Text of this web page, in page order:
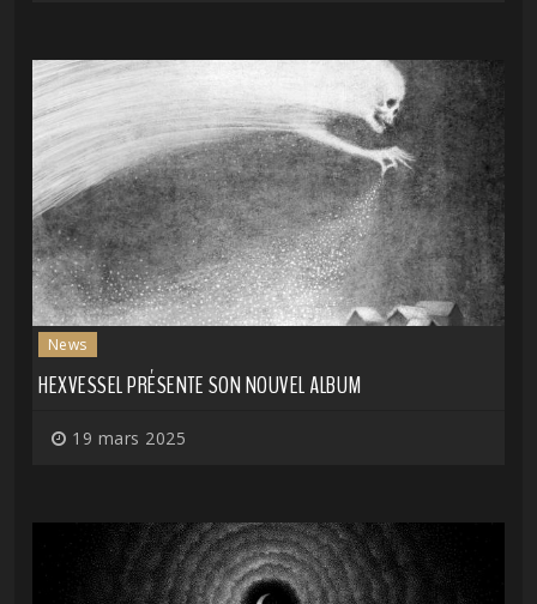
News
HEXVESSEL PRÉSENTE SON NOUVEL ALBUM
19 mars 2025